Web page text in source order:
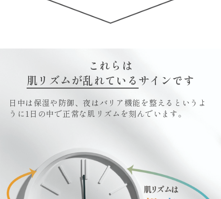
これらは
肌リズムが乱れている サインです
日中は保湿や防御、夜はバリア機能を整えるというよ
うに1日の中で正常な肌リズムを刻んでいます。